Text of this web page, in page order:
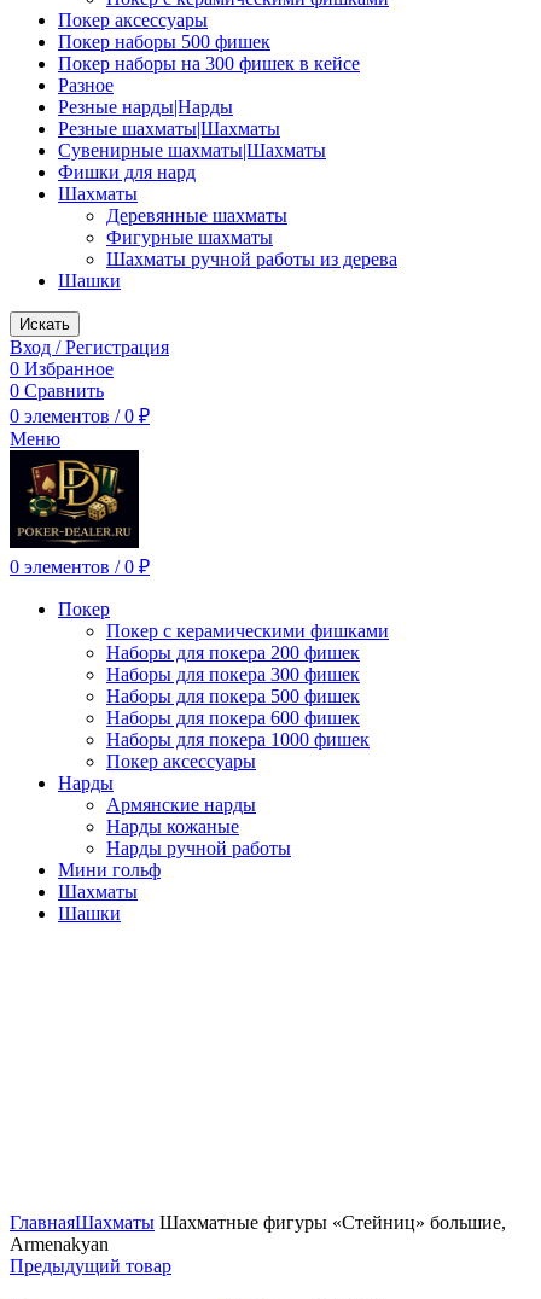
Покер аксессуары
Покер наборы 500 фишек
Покер наборы на 300 фишек в кейсе
Разное
Резные нарды|Нарды
Резные шахматы|Шахматы
Сувенирные шахматы|Шахматы
Фишки для нард
Шахматы
Деревянные шахматы
Фигурные шахматы
Шахматы ручной работы из дерева
Шашки
Искать
Вход / Регистрация
0 Избранное
0 Сравнить
0 элементов / 0 ₽
Меню
0 элементов / 0 ₽
Покер
Покер с керамическими фишками
Наборы для покера 200 фишек
Наборы для покера 300 фишек
Наборы для покера 500 фишек
Наборы для покера 600 фишек
Наборы для покера 1000 фишек
Покер аксессуары
Нарды
Армянские нарды
Нарды кожаные
Нарды ручной работы
Мини гольф
Шахматы
Шашки
ГлавнаяШахматы Шахматные фигуры «Стейниц» большие,
Armenakyan
Предыдущий товар